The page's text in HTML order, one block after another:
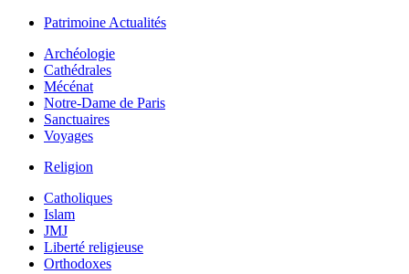
Patrimoine Actualités
Archéologie
Cathédrales
Mécénat
Notre-Dame de Paris
Sanctuaires
Voyages
Religion
Catholiques
Islam
JMJ
Liberté religieuse
Orthodoxes